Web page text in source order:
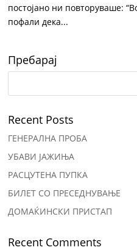
постојано ни повторуваше:
пофали дека...
Пребарај
Recent Posts
ГЕНЕРАЛНА ПРОБА
УБАВИ ЈАЖИЊА
РАСЦУТЕНА ПУПКА
БИЛЕТ СО ПРЕСЕДНУВАЊЕ
ДОМАЌИНСКИ ПРИСТАП
Recent Comments